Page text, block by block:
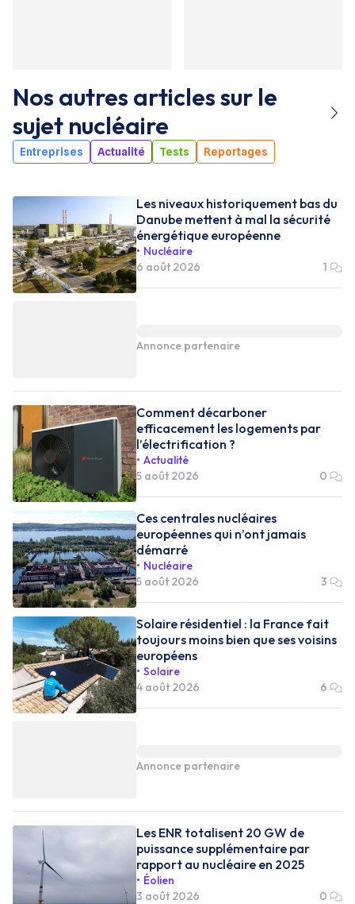
Nos autres articles sur le
sujet nucléaire
Entreprises Actualité Tests Reportages
Les niveaux historiquement bas du
Danube mettent à mal la sécurité
énergétique européenne
Nucléaire
6 août 2026
1
Annonce partenaire
Comment décarboner
efficacement les logements par
l’électrification ?
Actualité
5 août 2026
0
Ces centrales nucléaires
européennes qui n’ont jamais
démarré
Nucléaire
5 août 2026
3
Solaire résidentiel : la France fait
toujours moins bien que ses voisins
européens
Solaire
4 août 2026
6
Annonce partenaire
Les ENR totalisent 20 GW de
puissance supplémentaire par
rapport au nucléaire en 2025
Éolien
3 août 2026
0